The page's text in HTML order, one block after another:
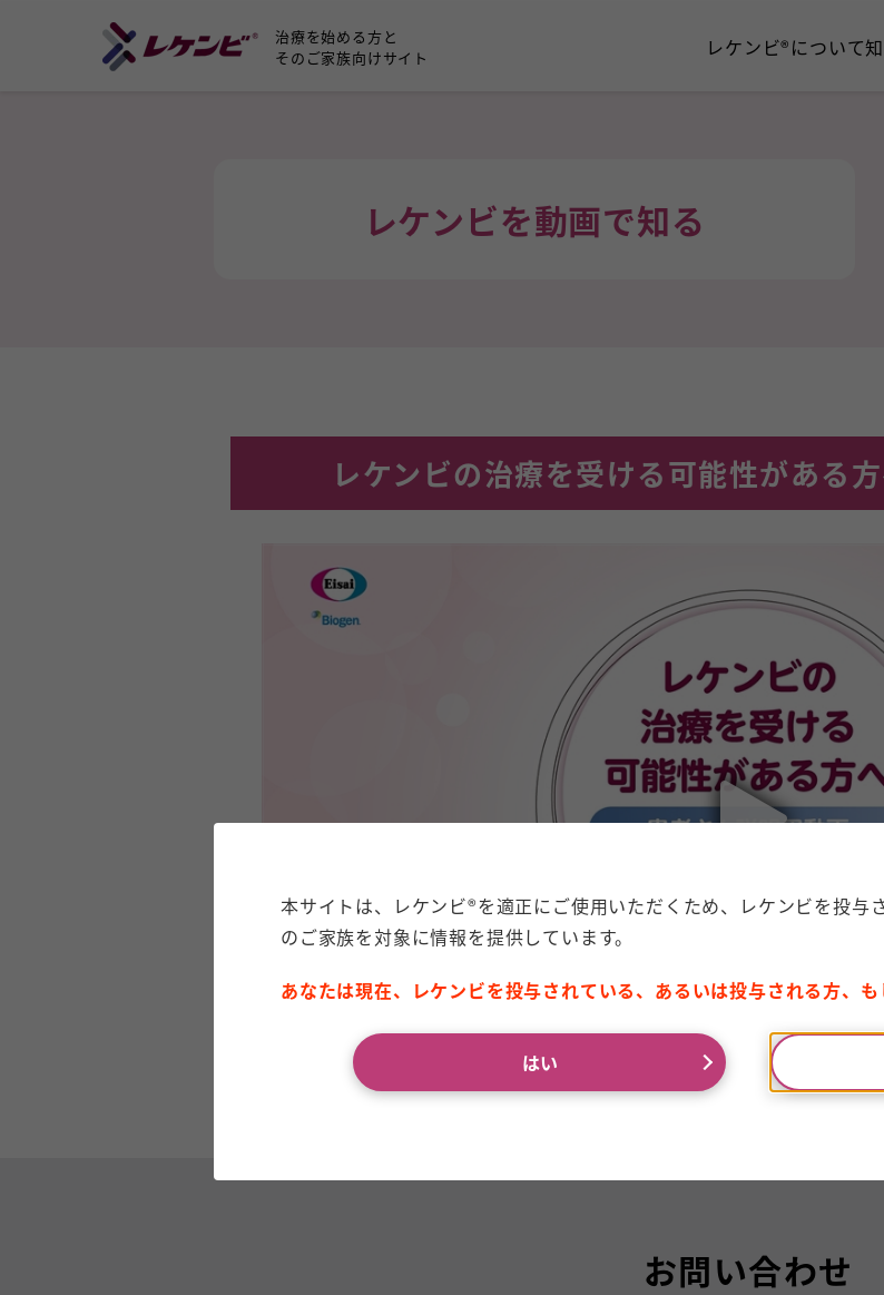
治療を始める方と
そのご家族向けサイト
レケンビ®について
レケンビを動画で知る
レケンビの治療を受ける可能性がある
お問い合わせ
本サイトは、レケンビ®を適正にご使用いただくため、レケンビを投与
のご家族を対象に情報を提供しています。
あなたは現在、レケンビを投与されている、あるいは投与される方、
はい